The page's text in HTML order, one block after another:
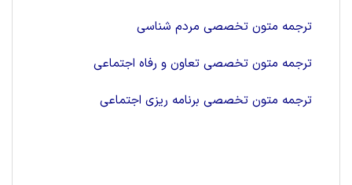
ترجمه متون تخصصی مردم شناسی
ترجمه متون تخصصی تعاون و رفاه اجتماعی
ترجمه متون تخصصی برنامه ریزی اجتماعی